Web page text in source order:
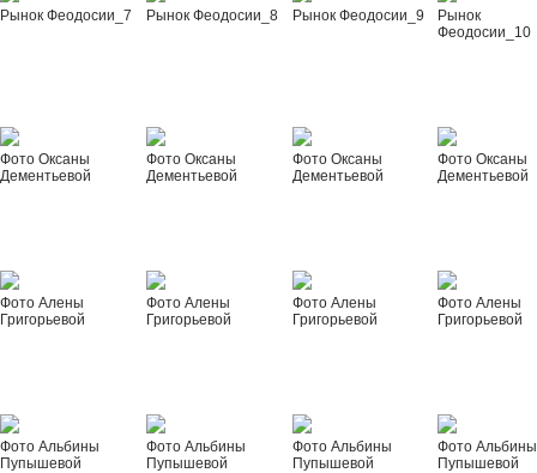
Рынок Феодосии_7 Рынок Феодосии_8 Рынок Феодосии_9
Рынок
Феодосии_10
Фото Оксаны
Дементьевой
Фото Оксаны
Дементьевой
Фото Оксаны
Дементьевой
Фото Оксаны
Дементьевой
Фото Алены
Григорьевой
Фото Алены
Григорьевой
Фото Алены
Григорьевой
Фото Алены
Григорьевой
Фото Альбины
Пупышевой
Фото Альбины
Пупышевой
Фото Альбины
Пупышевой
Фото Альбины
Пупышевой